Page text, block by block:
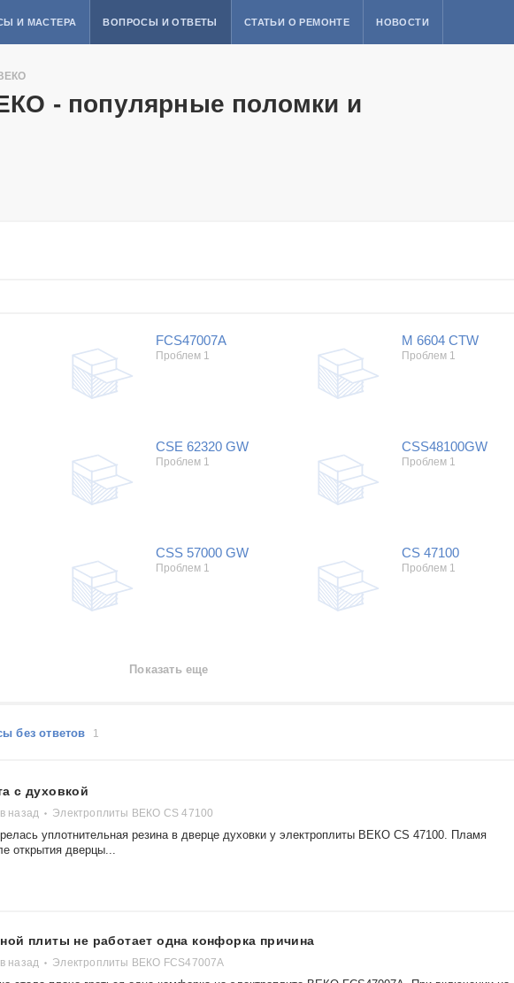
И МАСТЕРА ВОПРОСЫ И ОТВЕТЫ СТАТЬИ О РЕМОНТЕ НОВОСТИ
- популярные поломки и
FCS47007A
Проблем 1
M 6604 CTW
Проблем 1
CSE 62320 GW
Проблем 1
CSS48100GW
Проблем 1
CSS 57000 GW
Проблем 1
CS 47100
Проблем 1
Показать еще
без ответов 1
с духовкой
назад Электроплиты ВЕКО CS 47100
уплотнительная резина в дверце духовки у электроплиты ВЕКО CS 47100. Пламя
открытия дверцы...
плиты не работает одна конфорка причина
назад Электроплиты ВЕКО FCS47007A